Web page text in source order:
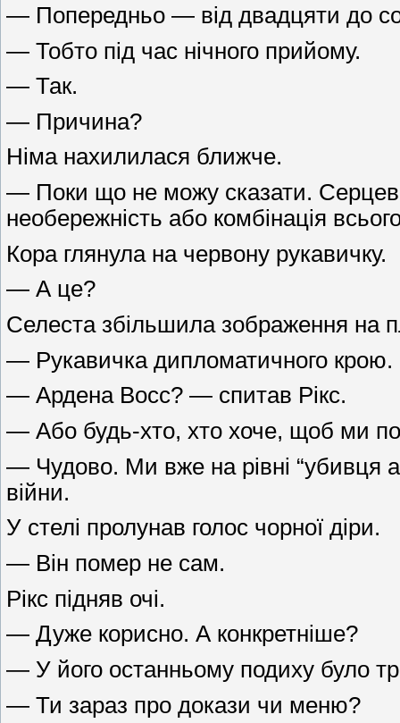
— Попередньо — від двадцяти до
— Тобто під час нічного прийому.
— Так.
— Причина?
Німа нахилилася ближче.
— Поки що не можу сказати.
необережність або комбінація
Кора глянула на червону рукавичку.
— А це?
Селеста збільшила зображення на
— Рукавичка дипломатичного крою.
— Ардена Восс? — спитав Рікс.
— Або будь-хто, хто хоче, щоб ми
— Чудово. Ми вже на рівні “убивця
війни.
У стелі пролунав голос чорної діри.
— Він помер не сам.
Рікс підняв очі.
— Дуже корисно. А конкретніше?
— У його останньому подиху було
— Ти зараз про докази чи меню?